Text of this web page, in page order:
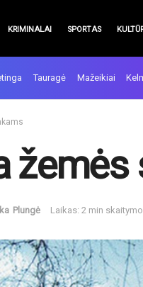
KRIMINALAI SPORTAS
Tauragė Mažeikiai
žemės
Plungė Laikas: 2 min skaitymo